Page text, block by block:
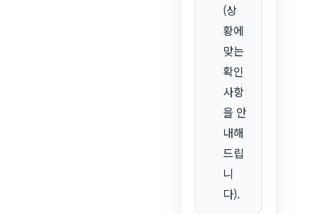
(상
황에
맞는
확인
사항
을 안
내해
드립
니
다).